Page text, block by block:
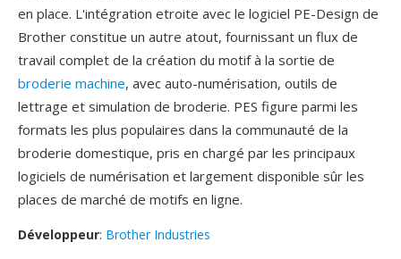
en place. L'intégration etroite avec le logiciel PE-Design de
Brother constitue un autre atout, fournissant un flux de
travail complet de la création du motif à la sortie de
broderie machine, avec auto-numérisation, outils de
lettrage et simulation de broderie. PES figure parmi les
formats les plus populaires dans la communauté de la
broderie domestique, pris en chargé par les principaux
logiciels de numérisation et largement disponible sûr les
places de marché de motifs en ligne.
Développeur: Brother Industries